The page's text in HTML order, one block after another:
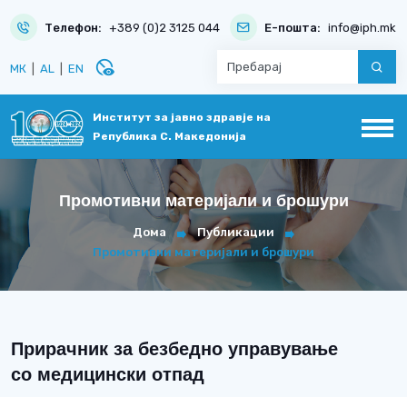
Телефон: +389 (0)2 3125 044 Е-пошта: info@iph.mk
МК AL EN disabled_visible
Институт за јавно здравје на
Република С. Македонија
Промотивни материјали и брошури
Дома
Публикации
Промотивни материјали и брошури
Прирачник за безбедно управување
со медицински отпад